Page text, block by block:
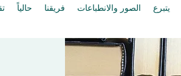
حالياً فريقنا الصور والانطباعات يتبرع